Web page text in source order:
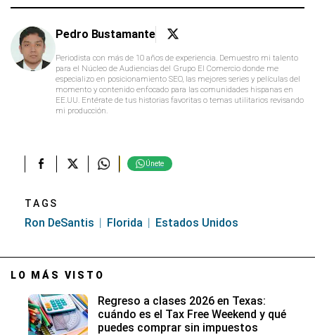
Pedro Bustamante
Periodista con más de 10 años de experiencia. Demuestro mi talento
para el Núcleo de Audiencias del Grupo El Comercio donde me
especializo en posicionamiento SEO, las mejores series y películas del
momento y contenido enfocado para las comunidades hispanas en
EE.UU. Entérate de tus historias favoritas o temas utilitarios revisando
mi producción.
Únete
TAGS
Ron DeSantis Florida Estados Unidos
LO MÁS VISTO
Regreso a clases 2026 en Texas:
cuándo es el Tax Free Weekend y qué
puedes comprar sin impuestos